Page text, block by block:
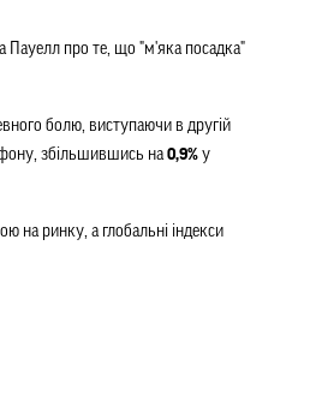
Пауелл про те, що "м'яка посадка"
болю, виступаючи в другій
фону, збільшившись на 0,9% у
ринку, а глобальні індекси